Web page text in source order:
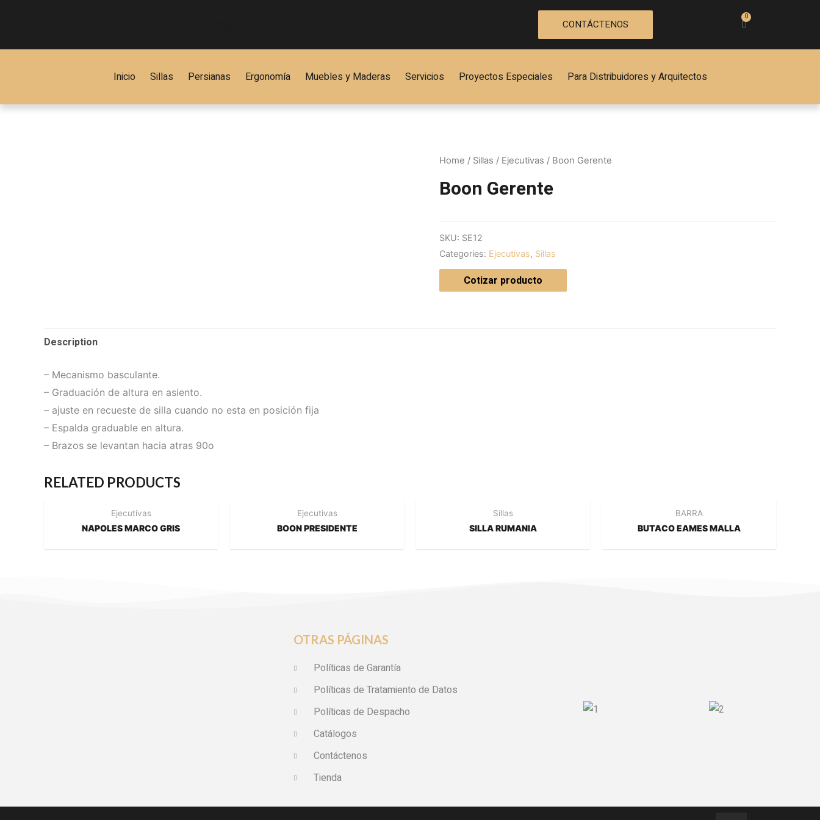
CONTÁCTENOS
Inicio Sillas Persianas Ergonomía Muebles y Maderas Servicios Proyectos Especiales Para Distribuidores y Arquitectos
Home / Sillas / Ejecutivas / Boon Gerente
Boon Gerente
SKU: SE12
Categories: Ejecutivas, Sillas
Cotizar producto
Description
– Mecanismo basculante.
– Graduación de altura en asiento.
– ajuste en recueste de silla cuando no esta en posición fija
– Espalda graduable en altura.
– Brazos se levantan hacia atras 90o
RELATED PRODUCTS
Ejecutivas
NAPOLES MARCO GRIS
Ejecutivas
BOON PRESIDENTE
Sillas
SILLA RUMANIA
BARRA
BUTACO EAMES MALLA
OTRAS PÁGINAS
Políticas de Garantía
Políticas de Tratamiento de Datos
Políticas de Despacho
Catálogos
Contáctenos
Tienda